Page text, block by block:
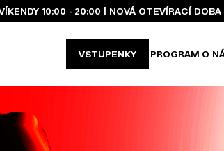
10:00 - 20:00 | NOVÁ OTEVÍRACÍ DOBA
VSTUPENKY PROGRAM O